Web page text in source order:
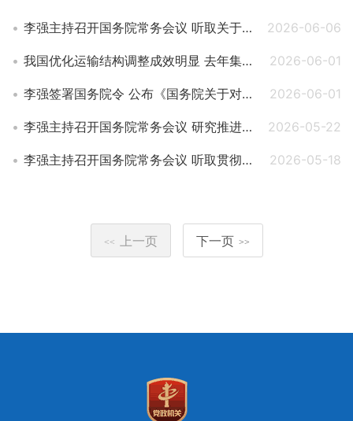
李强主持召开国务院常务会议 听取关于做好就业工作汇报 审议通过《实施就业优先战略“十五五”规划》等 2026-06-06
我国优化运输结构调整成效明显 去年集装箱多式联运量同比增长超15% 2026-06-01
李强签署国务院令 公布《国务院关于对外投资的规定》 2026-06-01
李强主持召开国务院常务会议 研究推进全国统一大市场建设有关工作等 2026-05-22
李强主持召开国务院常务会议 听取贯彻落实中央城市工作会议部署和实施城市更新进展情况汇报等 2026-05-18
<< 上一页 下一页 >>